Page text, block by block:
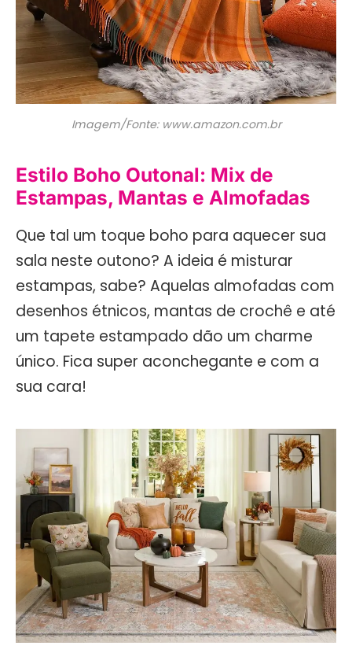
Imagem/Fonte: www.amazon.com.br
Estilo Boho Outonal: Mix de
Estampas, Mantas e Almofadas
Que tal um toque boho para aquecer sua
sala neste outono? A ideia é misturar
estampas, sabe? Aquelas almofadas com
desenhos étnicos, mantas de crochê e até
um tapete estampado dão um charme
único. Fica super aconchegante e com a
sua cara!